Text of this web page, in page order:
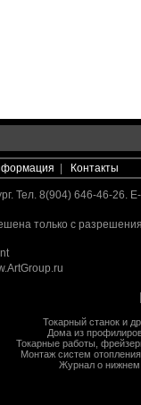
Контакты
Тел. 8(904) 646-46-26.
только с
Токарный станок и
Дома из
Токарные работы
Монтаж систем отопления
Журнал о нижнем